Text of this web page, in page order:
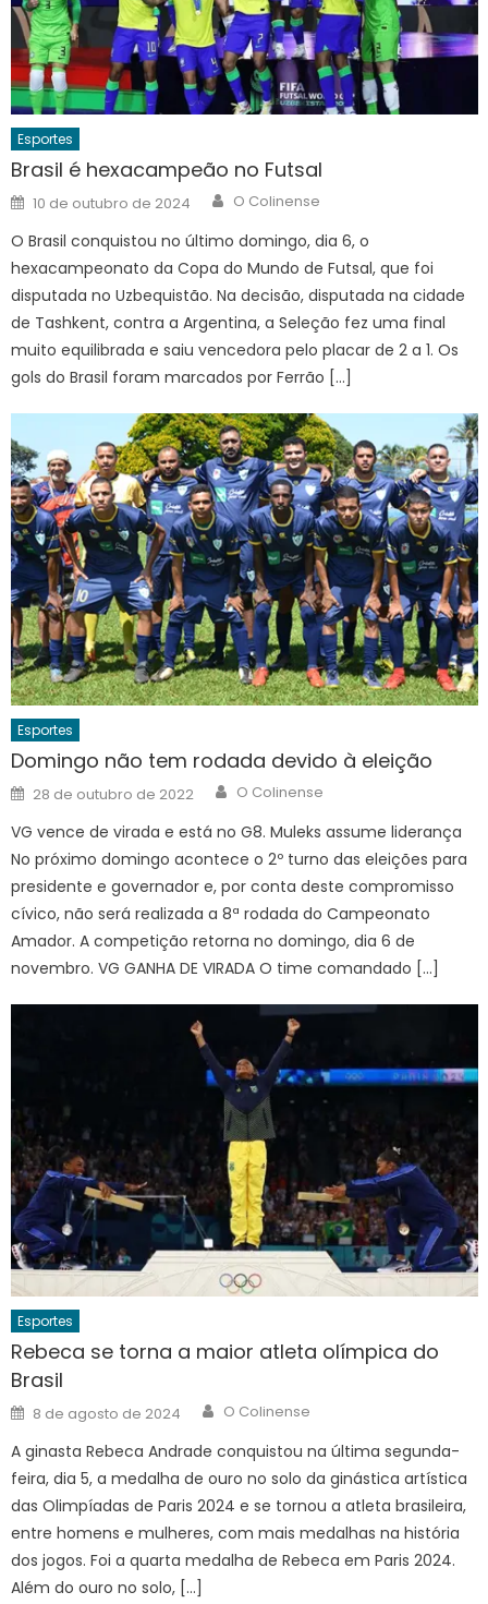
Esportes
Brasil é hexacampeão no Futsal
Posted
on
10 de outubro de 2024 Author
O Colinense
O Brasil conquistou no último domingo, dia 6, o
hexacampeonato da Copa do Mundo de Futsal, que foi
disputada no Uzbequistão. Na decisão, disputada na cidade
de Tashkent, contra a Argentina, a Seleção fez uma final
muito equilibrada e saiu vencedora pelo placar de 2 a 1. Os
gols do Brasil foram marcados por Ferrão […]
Esportes
Domingo não tem rodada devido à eleição
Posted
on
28 de outubro de 2022 Author
O Colinense
VG vence de virada e está no G8. Muleks assume liderança
No próximo domingo acontece o 2º turno das eleições para
presidente e governador e, por conta deste compromisso
cívico, não será realizada a 8ª rodada do Campeonato
Amador. A competição retorna no domingo, dia 6 de
novembro. VG GANHA DE VIRADA O time comandado […]
Esportes
Rebeca se torna a maior atleta olímpica do
Brasil
Posted
on
8 de agosto de 2024 Author
O Colinense
A ginasta Rebeca Andrade conquistou na última segunda-
feira, dia 5, a medalha de ouro no solo da ginástica artística
das Olimpíadas de Paris 2024 e se tornou a atleta brasileira,
entre homens e mulheres, com mais medalhas na história
dos jogos. Foi a quarta medalha de Rebeca em Paris 2024.
Além do ouro no solo, […]